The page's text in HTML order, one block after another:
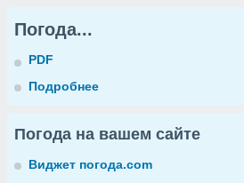
Погода...
PDF
Подробнее
Погода на вашем сайте
Виджет погода.com